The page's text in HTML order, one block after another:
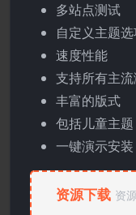
多站点测试
自定义主题
速度性能
支持所有主
丰富的版式
包括儿童主题
一键演示安装
资源下载 资